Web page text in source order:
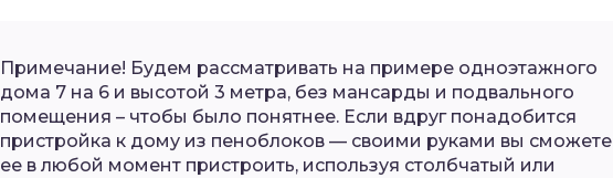
Примечание! Будем рассматривать на примере одноэтажного
дома 7 на 6 и высотой 3 метра, без мансарды и подвального
помещения – чтобы было понятнее. Если вдруг понадобится
пристройка к дому из пеноблоков — своими руками вы сможете
ее в любой момент пристроить, используя столбчатый или